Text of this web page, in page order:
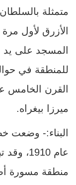
متمثلة
الأزرق لأول
المسجد على يد
القرن
ميرزا بيغراه.
البناء:- وضعت
عام
منطقة مسورة